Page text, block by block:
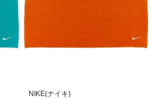
NIKE(ナイキ)